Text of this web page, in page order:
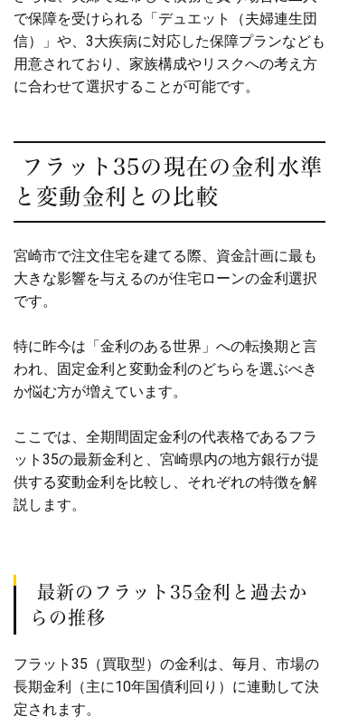
で保障を受けられる「デュエット（夫婦連生団
信）」や、3大疾病に対応した保障プランなども
用意されており、家族構成やリスクへの考え方
に合わせて選択することが可能です。
フラット35の現在の金利水準
と変動金利との比較
宮崎市で注文住宅を建てる際、資金計画に最も
大きな影響を与えるのが住宅ローンの金利選択
です。
特に昨今は「金利のある世界」への転換期と言
われ、固定金利と変動金利のどちらを選ぶべき
か悩む方が増えています。
ここでは、全期間固定金利の代表格であるフラ
ット35の最新金利と、宮崎県内の地方銀行が提
供する変動金利を比較し、それぞれの特徴を解
説します。
最新のフラット35金利と過去か
らの推移
フラット35（買取型）の金利は、毎月、市場の
長期金利（主に10年国債利回り）に連動して決
定されます。